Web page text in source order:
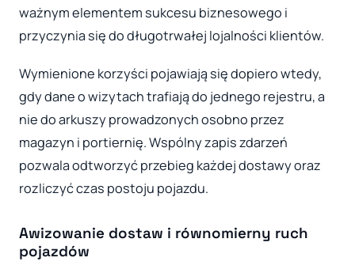
ważnym elementem sukcesu biznesowego i
przyczynia się do długotrwałej lojalności klientów.
Wymienione korzyści pojawiają się dopiero wtedy,
gdy dane o wizytach trafiają do jednego rejestru, a
nie do arkuszy prowadzonych osobno przez
magazyn i portiernię. Wspólny zapis zdarzeń
pozwala odtworzyć przebieg każdej dostawy oraz
rozliczyć czas postoju pojazdu.
Awizowanie dostaw i równomierny ruch
pojazdów